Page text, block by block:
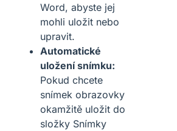
Word, abyste jej
mohli uložit nebo
upravit.
Automatické
uložení snímku:
Pokud chcete
snímek obrazovky
okamžitě uložit do
složky Snímky